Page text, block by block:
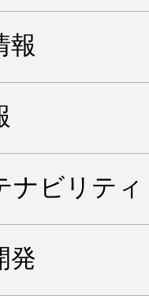
報
ナビリティ
発